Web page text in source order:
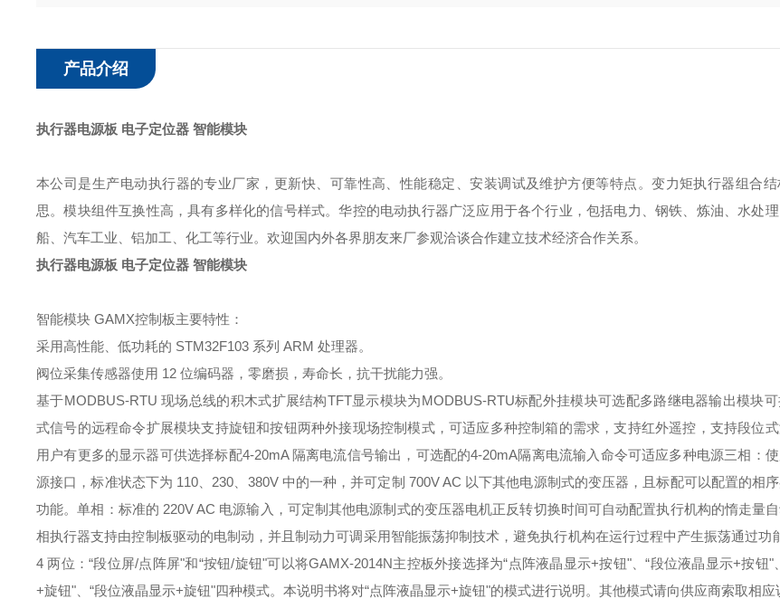
产品介绍
执行器电源板 电子定位器 智能模块
本公司是生产电动执行器的专业厂家，更新快、可靠性高、性能稳定、安装调试及维护方便等特点。变力矩执行器组合
思。模块组件互换性高，具有多样化的信号样式。华控的电动执行器广泛应用于各个行业，包括电力、钢铁、炼油、水处
船、汽车工业、铝加工、化工等行业。欢迎国内外各界朋友来厂参观洽谈合作建立技术经济合作关系。
执行器电源板 电子定位器 智能模块
智能模块 GAMX控制板主要特性：
采用高性能、低功耗的 STM32F103 系列 ARM 处理器。
阀位采集传感器使用 12 位编码器，零磨损，寿命长，抗干扰能力强。
基于MODBUS‐RTU 现场总线的积木式扩展结构TFT显示模块为MODBUS‐RTU标配外挂模块可选配多路继电器输出模块可
式信号的远程命令扩展模块支持旋钮和按钮两种外接现场控制模式，可适应多种控制箱的需求，支持红外遥控，支持段位
用户有更多的显示器可供选择标配4‐20mA 隔离电流信号输出，可选配的4‐20mA隔离电流输入命令可适应多种电源三相：
源接口，标准状态下为 110 230 380V 中的一种，并可定制 700V AC 以下其他电源制式的变压器，且标配可以配置的相
功能。单相：标准的 220V AC 电源输入，可定制其他电源制式的变压器电机正反转切换时间可自动配置执行机构的惰走量
相执行器支持由控制板驱动的电制动，并且制动力可调采用智能振荡抑制技术，避免执行机构在运行过程中产生振荡通过功
4两位：“段位屏/点阵屏"和“按钮/旋钮"可以将GAMX‐2014N主控板外接选择为“点阵液晶显示+按钮"、“段位液晶显示+按钮"
+旋钮"、“段位液晶显示+旋钮"四种模式。本说明书将对“点阵液晶显示+旋钮"的模式进行说明。其他模式请向供应商索取相应